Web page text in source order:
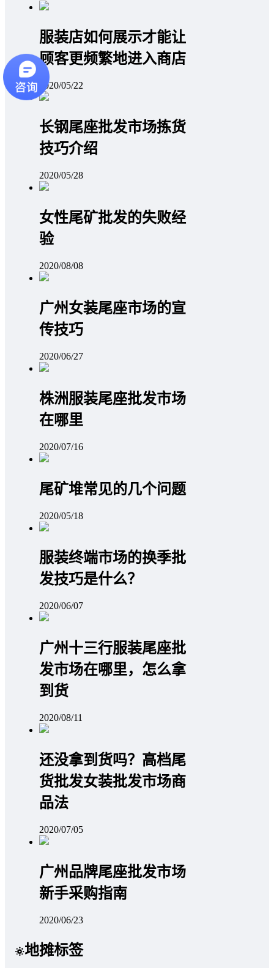
服装店如何展示才能让
顾客更频繁地进入商店
2020/05/22
长钢尾座批发市场拣货
技巧介绍
2020/05/28
女性尾矿批发的失败经
验
2020/08/08
广州女装尾座市场的宣
传技巧
2020/06/27
株洲服装尾座批发市场
在哪里
2020/07/16
尾矿堆常见的几个问题
2020/05/18
服装终端市场的换季批
发技巧是什么？
2020/06/07
广州十三行服装尾座批
发市场在哪里，怎么拿
到货
2020/08/11
还没拿到货吗？高档尾
货批发女装批发市场商
品法
2020/07/05
广州品牌尾座批发市场
新手采购指南
2020/06/23
地摊标签